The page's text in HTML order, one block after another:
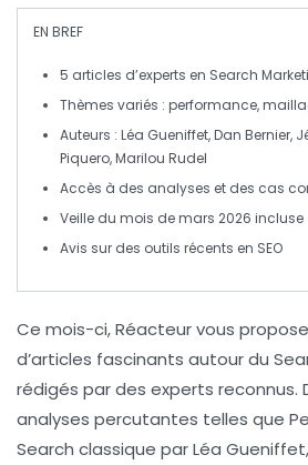
EN BREF
5 articles d’experts en Search
Thèmes variés : performance,
Auteurs : Léa Gueniffet, Dan Bernier,
Piquero, Marilou Rudel
Accès à des analyses et des cas
Veille du mois de mars 2026 incluse
Avis sur des outils récents en SEO
Ce mois-ci,Réacteurvous
d’articles fascinants autour du
rédigés par des experts reconnus.
analyses percutantes telles que
Search classique parLéa Gueniffet